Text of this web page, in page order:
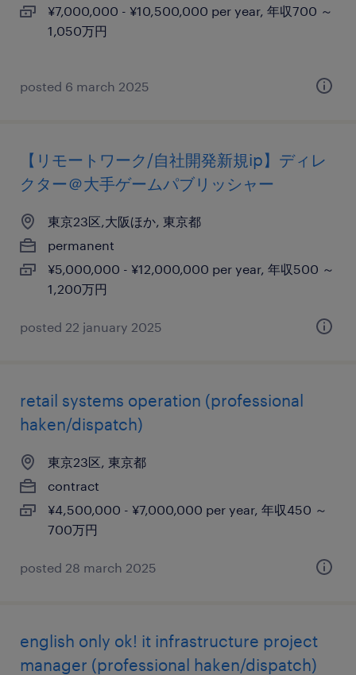
¥7,000,000 - ¥10,500,000 per year, 年収700 ～
1,050万円
posted 6 march 2025
【リモートワーク/自社開発新規ip】ディレ
クター＠大手ゲームパブリッシャー
東京23区,大阪ほか, 東京都
permanent
¥5,000,000 - ¥12,000,000 per year, 年収500 ～
1,200万円
posted 22 january 2025
retail systems operation (professional
haken/dispatch)
東京23区, 東京都
contract
¥4,500,000 - ¥7,000,000 per year, 年収450 ～
700万円
posted 28 march 2025
english only ok! it infrastructure project
manager (professional haken/dispatch)